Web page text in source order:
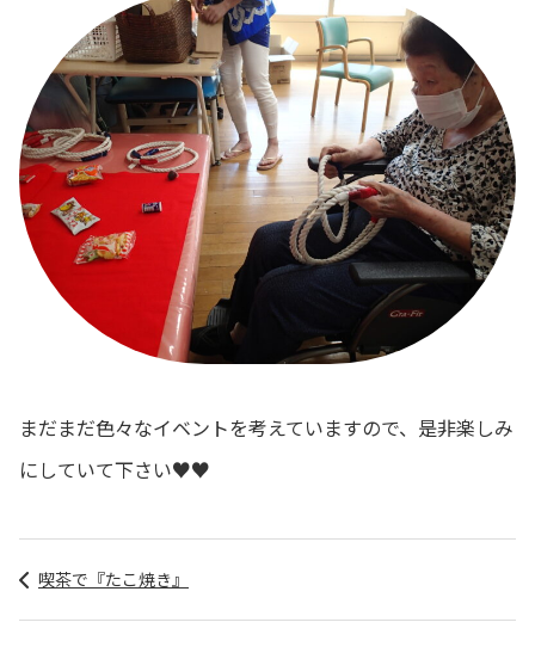
まだまだ色々なイベントを考えていますので、是非楽しみ
にしていて下さい♥♥
喫茶で『たこ焼き』